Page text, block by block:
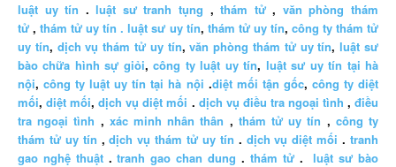
luật uy tín .luật sư tranh tụng ,thám tử, văn phòng thám
tử ,thám tử uy tín . luật sư uy tín, thám tử uy tín, công ty thám tử
uy tín, dịch vụ thám tử uy tín,văn phòng thám tử uy tín,luật sư
bào chữa hình sự giỏi,công ty luật uy tín, luật sư uy tín tại hà
nội,công ty luật uy tín tại hà nội .diệt mối tận gốc, công ty diệt
mối,diệt mối,dịch vụ diệt mối . dịch vụ điều tra ngoại tình ,điều
tra ngoại tình , xác minh nhân thân , thám tử uy tín , công ty
thám tử uy tín ,dịch vụ thám tử uy tín . dịch vụ diệt mối .tranh
gao nghệ thuật.tranh gao chan dung . thám tử.luật sư bào